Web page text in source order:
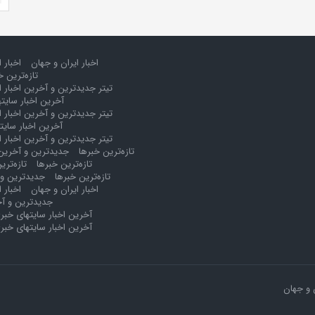
اخبار ایران و جهان
تازه‌ترین
تیتر جدیدترین و آخرین اخبار
آخرین اخبار
تیتر جدیدترین و آخرین اخبار
آخرین اخبار
تیتر جدیدترین و آخرین اخبار
تازه‌ترین خبرها
جدیدترین و
تازه‌ترین خبرها
تازه‌ترین خبرها
جدیدترین
اخبار ایران و جهان
جدیدترین و
آخرین اخبار سایتهای
آخرین اخبار سایتهای
و جهان